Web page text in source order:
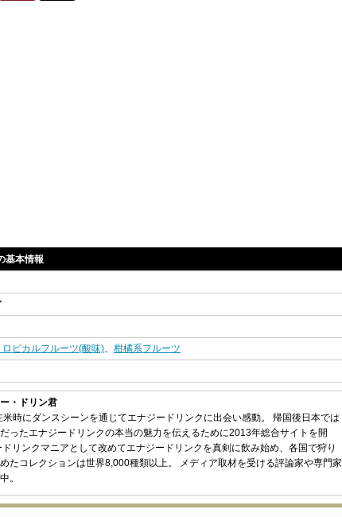
基本情報
ロピカルフルーツ(酸味)、 柑橘系フルーツ
・ドリン君
時にダンスシーンを通じてエナジードリンクに出会い感動。 帰国後日本では
ったエナジードリンクの本当の魅力を伝えるために2013年総合サイトを開
リンクマニアとして改めてエナジードリンクを真剣に飲み始め、各国で狩り
たコレクションは世界8,000種類以上。 メディア取材を受ける評論家や専門家
。